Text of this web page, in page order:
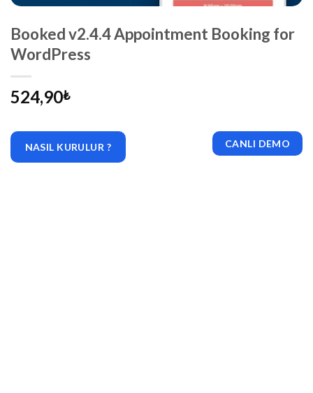
Booked v2.4.4 Appointment Booking for
WordPress
524,90₺
NASIL KURULUR ? CANLI DEMO